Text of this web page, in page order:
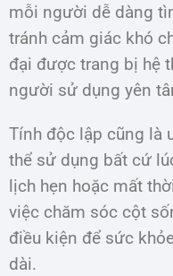
mỗi người dễ dàng
tránh cảm giác khó
đại được trang bị hệ
người sử dụng yên
Tính độc lập cũng là
thể sử dụng bất cứ
lịch hẹn hoặc mất
việc chăm sóc cột
điều kiện để sức
dài.